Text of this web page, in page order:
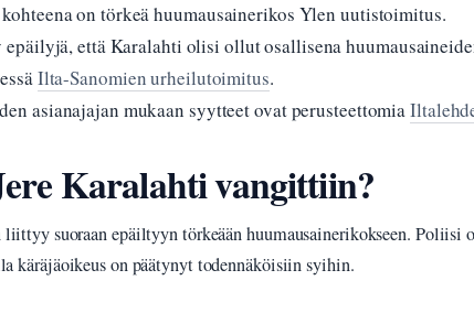
on törkeä huumausainerikos Ylen uutistoimitus.
että Karalahti olisi ollut osallisena
Ilta-Sanomien urheilutoimitus.
asianajajan mukaan syytteet ovat perusteettomia
Karalahti vangittiin?
suoraan epäiltyyn törkeään huumausainerikokseen. Poliisi
käräjäoikeus on päätynyt todennäköisiin syihin.